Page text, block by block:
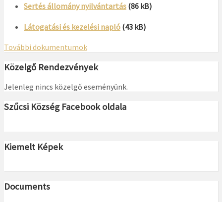
Sertés állomány nyilvántartás (86 kB)
Látogatási és kezelési napló (43 kB)
További dokumentumok
Közelgő Rendezvények
Jelenleg nincs közelgő eseményünk.
Szűcsi Község Facebook oldala
Kiemelt Képek
Documents